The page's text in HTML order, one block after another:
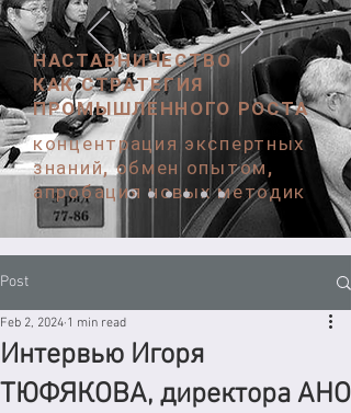
НАСТАВНИЧЕСТВО
КАК СТРАТЕГИЯ
ПРОМЫШЛЕННОГО РОСТА
концентрация экспертных
знаний, обмен опытом,
апробация новых методик
Post
Интервью Игоря
ТЮФЯКОВА, директора АНО
Feb 2, 2024 1 min read